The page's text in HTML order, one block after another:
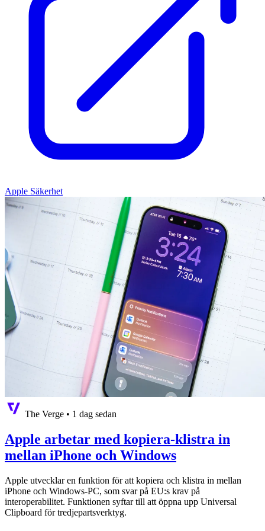
Apple Säkerhet
The Verge • 1 dag sedan
Apple arbetar med kopiera-klistra in
mellan iPhone och Windows
Apple utvecklar en funktion för att kopiera och klistra in mellan
iPhone och Windows-PC, som svar på EU:s krav på
interoperabilitet. Funktionen syftar till att öppna upp Universal
Clipboard för tredjepartsverktyg.